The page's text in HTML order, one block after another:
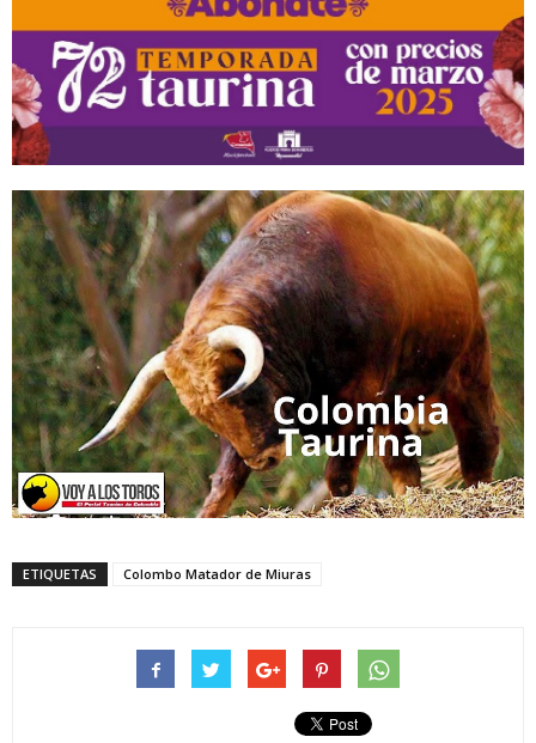
ETIQUETAS Colombo Matador de Miuras